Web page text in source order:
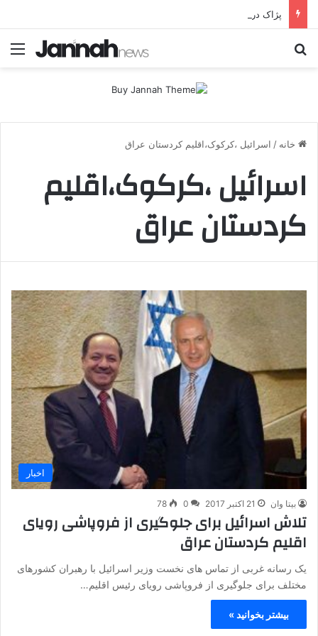
خانه / اسرائیل ،کرکوک،اقلیم کردستان عراق
اسرائیل ،کرکوک،اقلیم
کردستان عراق
اخبار
بیتا وان 21 اکتبر 2017 0
78
تلاش اسرائیل برای جلوگیری از فروپاشی رویای
اقلیم کردستان عراق
یک رسانه غربی از تماس های نخست وزیر اسرائیل با رهبران کشورهای
مختلف برای جلوگیری از فروپاشی رویای رئیس اقلیم…
بیشتر بخوانید »